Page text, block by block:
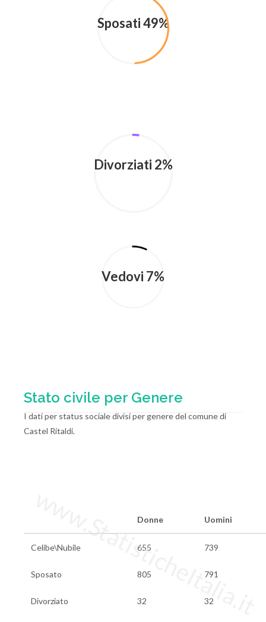
Sposati 49%
Divorziati 2%
Vedovi 7%
Stato civile per Genere
I dati per status sociale divisi per genere del comune di
Castel Ritaldi.
Donne Uomini
Celibe\Nubile 655 739
Sposato 805 791
Divorziato 32 32
www.StatisticheItalia.it